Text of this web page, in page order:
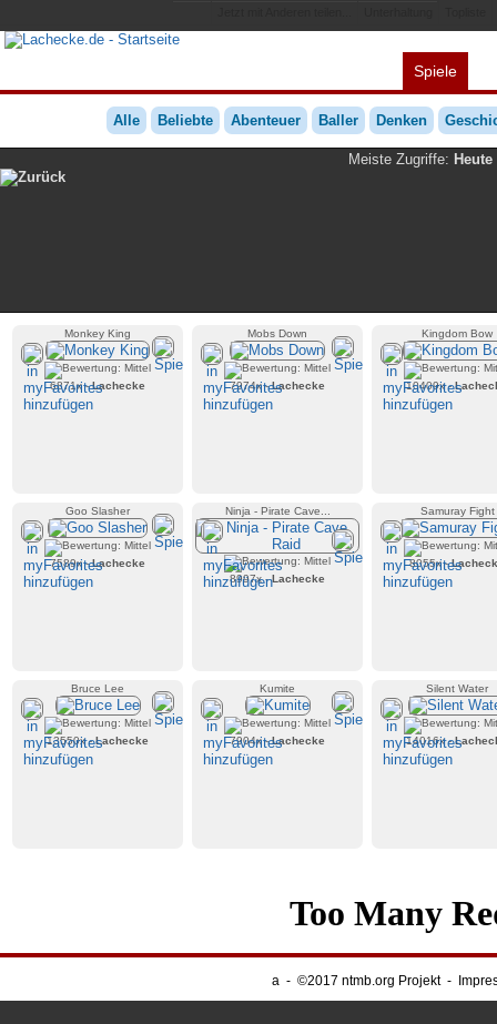
Spiele
Alle Beliebte Abenteuer Baller Denken
Meiste Zugriffe: Heute
Monkey King
6871x -Lachecke
Mobs Down
7974x -Lachecke
Kingdom Bow
10409x -
Goo Slasher
7589x -Lachecke
Ninja - Pirate Cave...
8997x -Lachecke
Samuray Fight
8055x -
Bruce Lee
13550x -Lachecke
Kumite
7904x -Lachecke
Silent Water
14016x -
a - ©2017 ntmb.org Projekt -